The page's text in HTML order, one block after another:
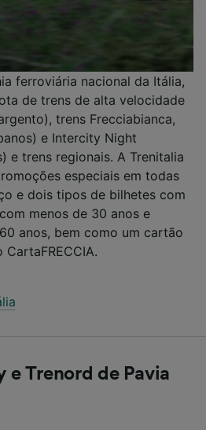
ferroviária nacional da Itália,
de trens de alta velocidade
trens Frecciabianca,
e Intercity Night
e trens regionais. A Trenitalia
especiais em todas
e dois tipos de bilhetes com
menos de 30 anos e
anos, bem como um cartão
e Trenord de Pavia